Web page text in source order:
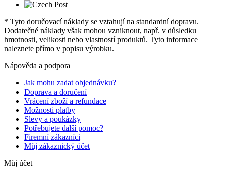
* Tyto doručovací náklady se vztahují na standardní dopravu.
Dodatečné náklady však mohou vzniknout, např. v důsledku
hmotnosti, velikosti nebo vlastností produktů. Tyto informace
naleznete přímo v popisu výrobku.
Nápověda a podpora
Jak mohu zadat objednávku?
Doprava a doručení
Vrácení zboží a refundace
Možnosti platby
Slevy a poukázky
Potřebujete další pomoc?
Firemní zákazníci
Můj zákaznický účet
Můj účet